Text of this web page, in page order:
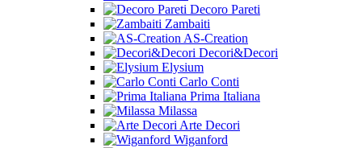
Decoro Pareti
Zambaiti
AS-Creation
Decori&Decori
Elysium
Carlo Conti
Prima Italiana
Milassa
Arte Decori
Wiganford